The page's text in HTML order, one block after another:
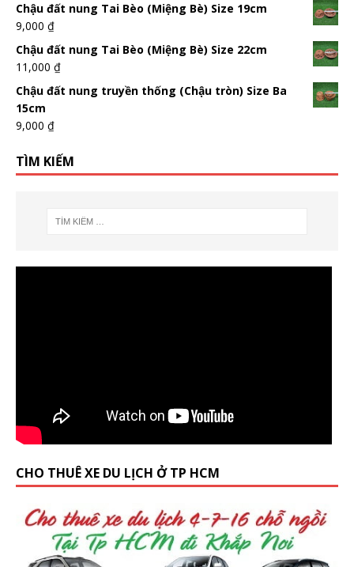
Chậu đất nung Tai Bèo (Miệng Bè) Size 19cm
9,000 ₫
Chậu đất nung Tai Bèo (Miệng Bè) Size 22cm
11,000 ₫
Chậu đất nung truyền thống (Chậu tròn) Size Ba
15cm
9,000 ₫
TÌM KIẾM
CHO THUÊ XE DU LỊCH Ở TP HCM